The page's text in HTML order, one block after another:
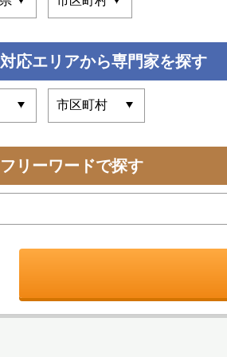
対応エリアから専門家を探す
フリーワードで探す